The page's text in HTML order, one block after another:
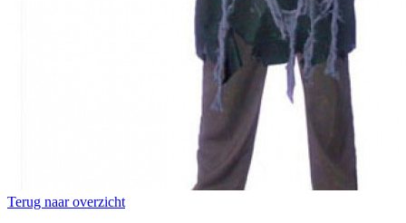
Terug naar overzicht